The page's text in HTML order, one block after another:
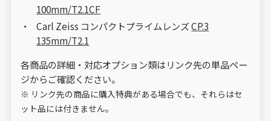
100mm/T2.1CF
Carl Zeiss コンパクトプライムレンズCP.3
135mm/T2.1
各商品の詳細・対応オプション類はリンク先の単品ペー
ジからご確認ください。
※ リンク先の商品に購入特典がある場合でも、それらはセ
ット品には付きません。